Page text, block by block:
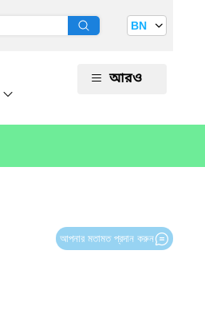
BN
আরও
আপনার মতামত প্রদান করুন